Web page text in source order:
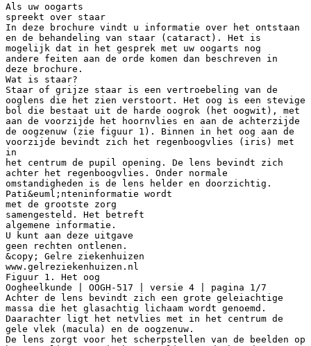
Als uw oogarts
spreekt over staar
In deze brochure vindt u informatie over het ontstaan
en de behandeling van staar (cataract). Het is
mogelijk dat in het gesprek met uw oogarts nog
andere feiten aan de orde komen dan beschreven in
deze brochure.
Wat is staar?
Staar of grijze staar is een vertroebeling van de
ooglens die het zien verstoort. Het oog is een stevige
bol die bestaat uit de harde oogrok (het oogwit), met
aan de voorzijde het hoornvlies en aan de achterzijde
de oogzenuw (zie figuur 1). Binnen in het oog aan de
voorzijde bevindt zich het regenboogvlies (iris) met
in
het centrum de pupil opening. De lens bevindt zich
achter het regenboogvlies. Onder normale
omstandigheden is de lens helder en doorzichtig.
Pati&euml;nteninformatie wordt
met de grootste zorg
samengesteld. Het betreft
algemene informatie.
U kunt aan deze uitgave
geen rechten ontlenen.
&copy; Gelre ziekenhuizen
www.gelreziekenhuizen.nl
Figuur 1. Het oog
Oogheelkunde | OOGH-517 | versie 4 | pagina 1/7
Achter de lens bevindt zich een grote geleiachtige
massa die het glasachtig lichaam wordt genoemd.
Daarachter ligt het netvlies met in het centrum de
gele vlek (macula) en de oogzenuw.
De lens zorgt voor het scherpstellen van de beelden op